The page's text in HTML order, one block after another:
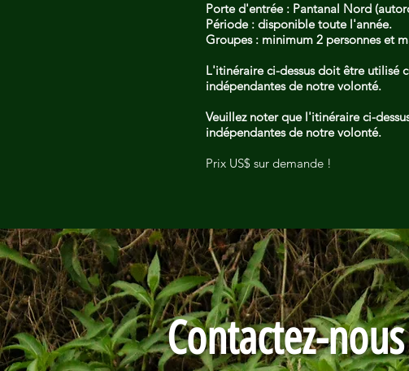
Porte d'entrée : Pantanal Nord
Période : disponible toute l'année.
Groupes : minimum 2 personnes et
L'itinéraire ci-dessus doit être utilisé
indépendantes de notre volonté.
Veuillez noter que l'itinéraire ci-
indépendantes de notre volonté.
Prix US$ sur demande !
Contactez-nous